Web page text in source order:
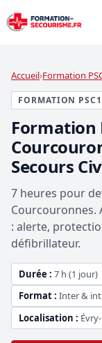
Accueil Formation
FORMATION
Formation
Secours
7 heures pour
Courcouronnes.
: alerte,
défibrillateur.
Durée : 7 h (1 jour)
Format : Inter &
Localisation :